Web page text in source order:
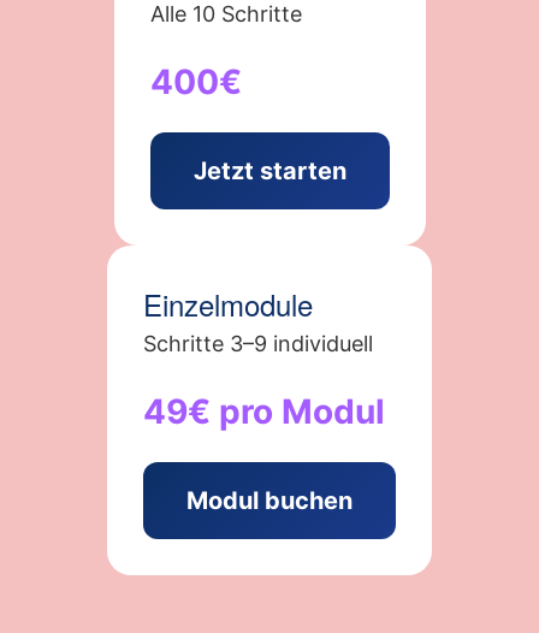
Alle 10 Schritte
400€
Jetzt starten
Einzelmodule
Schritte 3–9 individuell
49€ pro Modul
Modul buchen